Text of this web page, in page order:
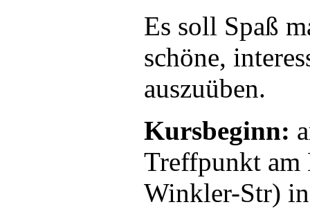
Es soll Spaß
schöne,
auszuüben.
Kursbeginn:
Treffpunkt am
Winkler-Str)